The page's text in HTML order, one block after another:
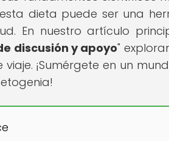
dieta puede ser una
En nuestro artículo
discusión y apoyo"
viaje. ¡Sumérgete en un